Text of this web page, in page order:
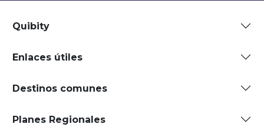
Quibity
Enlaces útiles
Destinos comunes
Planes Regionales